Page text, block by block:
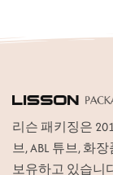
리슨 패키징은
브, ABL 튜브, 화
보유하고 있습니